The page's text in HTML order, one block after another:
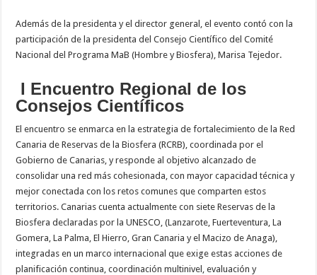
Además de la presidenta y el director general, el evento contó con la
participación de la presidenta del Consejo Científico del Comité
Nacional del Programa MaB (Hombre y Biosfera), Marisa Tejedor.
I Encuentro Regional de los
Consejos Científicos
El encuentro se enmarca en la estrategia de fortalecimiento de la Red
Canaria de Reservas de la Biosfera (RCRB), coordinada por el
Gobierno de Canarias, y responde al objetivo alcanzado de
consolidar una red más cohesionada, con mayor capacidad técnica y
mejor conectada con los retos comunes que comparten estos
territorios. Canarias cuenta actualmente con siete Reservas de la
Biosfera declaradas por la UNESCO, (Lanzarote, Fuerteventura, La
Gomera, La Palma, El Hierro, Gran Canaria y el Macizo de Anaga),
integradas en un marco internacional que exige estas acciones de
planificación continua, coordinación multinivel, evaluación y